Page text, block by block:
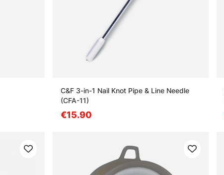
C&F 3-in-1 Nail Knot Pipe & Line Needle
(CFA-11)
€15.90